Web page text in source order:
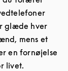
glæde hver
mens et
en fornøjelse
livet.